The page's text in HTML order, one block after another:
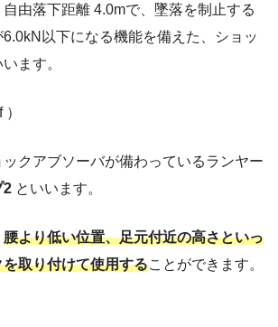
自由落下距離 4.0mで、墜落を制止する
以下になる機能を備えた、ショッ
ます。
ックアブソーバが備わっているランヤー
2 といいます。
腰より低い位置、足元付近の高さといっ
取り付けて使用することができます。